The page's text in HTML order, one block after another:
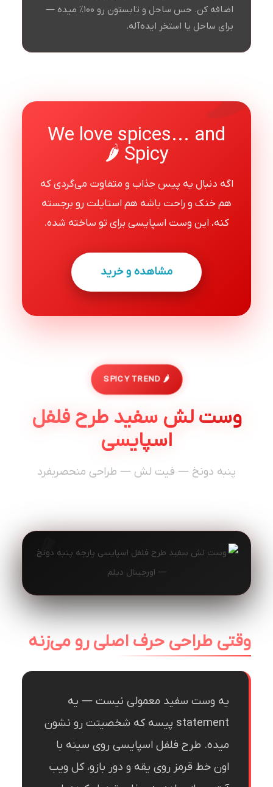
اضافه کن. حس ساحل و تابستون رو ۱۰۰٪ میده —
برای ساحل یا استخر ایده‌آله.
We love spices... and
Spicy 🌶️
اگه دنبال یه پیس جذاب و متفاوت می‌گردی که
هم خنک و راحت باشه هم استایلت رو برجسته
کنه، این وست اسپایسی برای تو ساخته شده.
مشاهده و خرید
🌶️ SPICY TREND
وست لش سفید طرح فلفل
اسپایسی
پنبه دونخ — فیت لش — طراحی منحصربفرد
وقتی طراحی حرف اصلی رو می‌زنه
یه وست سفید معمولی نیست — یه
statement پیسه که شخصیتت رو نشون
میده. طرح فلفل اسپایسی روی سینه با
اون خط قرمز روی یقه و دور بازو، کل ویب